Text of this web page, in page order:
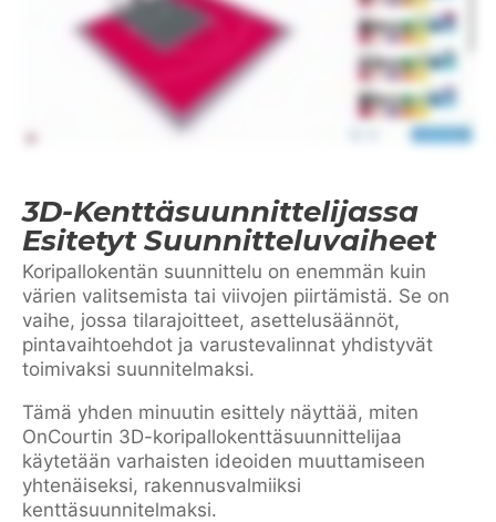
3D-Kenttäsuunnittelijassa
Esitetyt Suunnitteluvaiheet
Koripallokentän suunnittelu on enemmän kuin
värien valitsemista tai viivojen piirtämistä. Se on
vaihe, jossa tilarajoitteet, asettelusäännöt,
pintavaihtoehdot ja varustevalinnat yhdistyvät
toimivaksi suunnitelmaksi.
Tämä yhden minuutin esittely näyttää, miten
OnCourtin 3D-koripallokenttäsuunnittelijaa
käytetään varhaisten ideoiden muuttamiseen
yhtenäiseksi, rakennusvalmiiksi
kenttäsuunnitelmaksi.